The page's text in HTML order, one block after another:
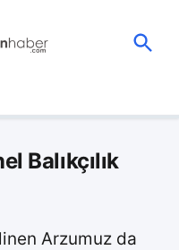
Balıkçılık
Arzumuz da